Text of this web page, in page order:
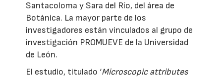
Santacoloma y Sara del Río, del área de
Botánica. La mayor parte de los
investigadores están vinculados al grupo de
investigación PROMUEVE de la Universidad
de León.
El estudio, titulado ‘Microscopic attributes